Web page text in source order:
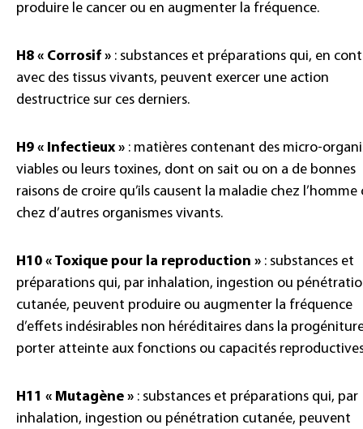
produire le cancer ou en augmenter la fréquence.
H8 « Corrosif » : substances et préparations qui, en
avec des tissus vivants, peuvent exercer une action
destructrice sur ces derniers.
H9 « Infectieux » : matières contenant des micro-
viables ou leurs toxines, dont on sait ou on a de bonnes
raisons de croire qu’ils causent la maladie chez l’homme
chez d’autres organismes vivants.
H10 « Toxique pour la reproduction » : substances et
préparations qui, par inhalation, ingestion ou
cutanée, peuvent produire ou augmenter la fréquence
d’effets indésirables non héréditaires dans la
porter atteinte aux fonctions ou capacités
H11 « Mutagène » : substances et préparations qui, par
inhalation, ingestion ou pénétration cutanée, peuvent